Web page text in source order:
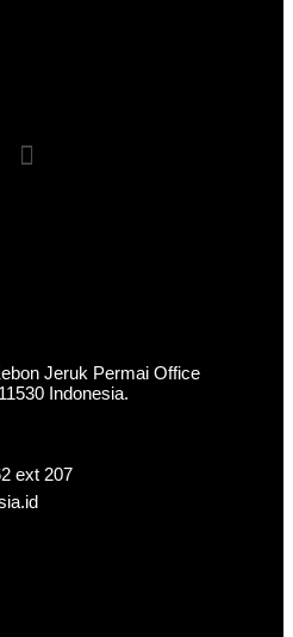
Jeruk Permai Office
Indonesia.
ext 207